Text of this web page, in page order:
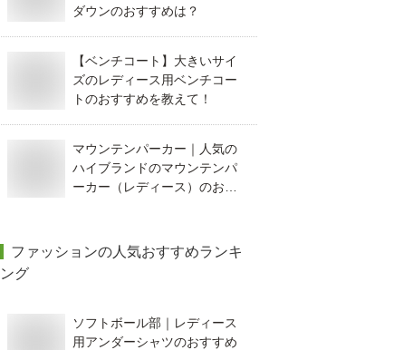
ダウンのおすすめは？
【ベンチコート】大きいサイ
ズのレディース用ベンチコー
トのおすすめを教えて！
マウンテンパーカー｜人気の
ハイブランドのマウンテンパ
ーカー（レディース）のおす
ファッションの人気おすすめランキ
ング
ソフトボール部｜レディース
用アンダーシャツのおすすめ